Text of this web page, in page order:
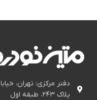
دفتر مرکزی: تهران،
پلاک ۲۴۳، طبقه اول